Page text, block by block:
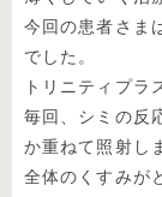
今回の患者さま
でした。
トリニティプラ
毎回、シミの反
か重ねて照射し
全体のくすみが